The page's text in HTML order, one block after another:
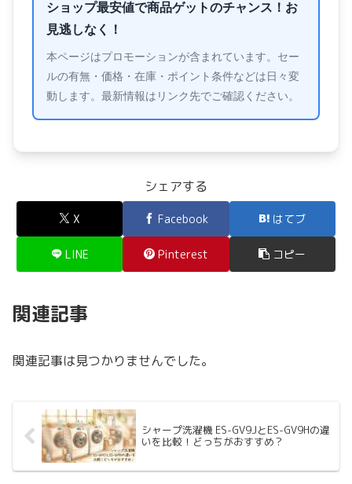
ショップ最安値で商品ゲットのチャンス！お
見逃しなく！
本ページはプロモーションが含まれています。セー
ルの有無・価格・在庫・ポイント条件などは日々変
動します。最新情報はリンク先でご確認ください。
シェアする
X Facebook はてブ
LINE Pinterest コピー
関連記事
関連記事は見つかりませんでした。
シャープ洗濯機 ES-GV9JとES-GV9Hの違
いを比較！どっちがおすすめ？